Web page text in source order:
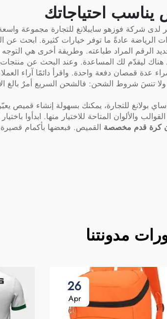
للرجال
احتياجاتك
شركة فوزهو سايبلانغ للتجارة مجموعة
عادةً ما توفر خيارات كثيرة. ابحث عن
الرقم المراد طباعته. وطريقة أخرى هي
ليقدّم لك المساعدة. وعند البحث عن
قمصان دفعة واحدة. واقرأ دائمًا آراء
تنسَ شروط الشحن: فالشحن السريع أمرٌ بالغ
للتجارة، يمكنك بسهولة إنشاء قميص
والألوان المتاحة للاختيار منها. ابدأوا
كرة قدم مخصصة القميص. فبعضها بأكمام
مدونتنا
26
Apr